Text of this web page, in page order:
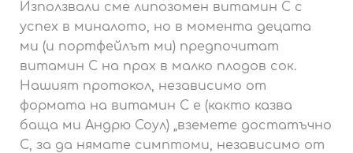
Използвали сме липозомен витамин С с
успех в миналото, но в момента децата
ми (и портфейлът ми) предпочитат
витамин С на прах в малко плодов сок.
Нашият протокол, независимо от
формата на витамин С е (както казва
баща ми Андрю Соул) „вземете достатъчно
С, за да нямате симптоми, независимо от